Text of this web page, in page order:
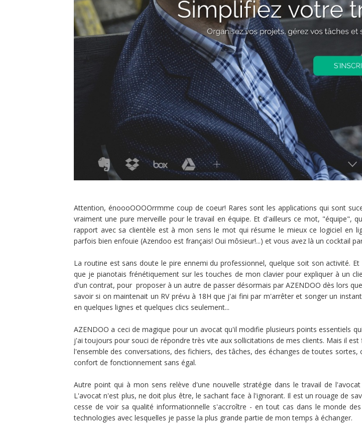
Attention, énoooOOOOrrmme coup de coeur! Rares sont les applications qui sont
vraiment une pure merveille pour le travail en équipe. Et d'ailleurs ce mot, "équipe",
rapport avec sa clientèle est à mon sens le mot qui résume le mieux ce logiciel en
parfois bien enfouie (Azendoo est français! Oui môsieur!...) et vous avez là un cocktail
La routine est sans doute le pire ennemi du professionnel, quelque soit son activité.
que je pianotais frénétiquement sur les touches de mon clavier pour expliquer à un
d'un contrat, pour proposer à un autre de passer désormais par AZENDOO dès lors
savoir si on maintenait un RV prévu à 18H que j'ai fini par m'arrêter et songer un
en quelques lignes et quelques clics seulement...
AZENDOO a ceci de magique pour un avocat qu'il modifie plusieurs points essentiels
j'ai toujours pour souci de répondre très vite aux sollicitations de mes clients. Mais il
l'ensemble des conversations, des fichiers, des tâches, des échanges de toutes
confort de fonctionnement sans égal.
Autre point qui à mon sens relève d'une nouvelle stratégie dans le travail de
L'avocat n'est plus, ne doit plus être, le sachant face à l'ignorant. Il est un rouage de
cesse de voir sa qualité informationnelle s'accroître - en tout cas dans le monde
technologies avec lesquelles je passe la plus grande partie de mon temps à échanger.